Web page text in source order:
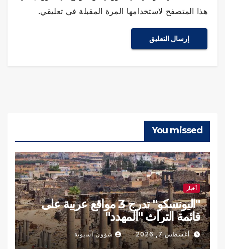
هذا المتصفح لاستخدامها المرة المقبلة في تعليقي.
You missed
أخبار
"اليونسكو" تدرج 3 مواقع عربية على
قائمة التراث "المهدد"
أغسطس 7, 2026 شؤون آسيوية